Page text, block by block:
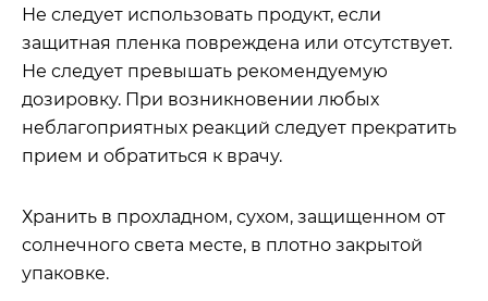
Не следует использовать продукт, если
защитная пленка повреждена или отсутствует.
Не следует превышать рекомендуемую
дозировку. При возникновении любых
неблагоприятных реакций следует прекратить
прием и обратиться к врачу.
Хранить в прохладном, сухом, защищенном от
солнечного света месте, в плотно закрытой
упаковке.